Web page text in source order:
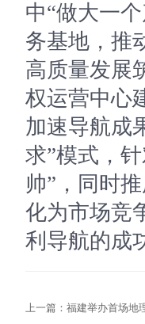
中“做大一
务基地，推
高质量发展
权运营中心
加速导航成
求”模式，
帅”，同时
化为市场竞
利导航的成
上一篇： 福建举办首场地